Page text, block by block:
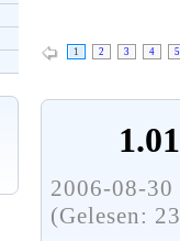
1 2 3 4 5
2006-08-
(Gelesen: